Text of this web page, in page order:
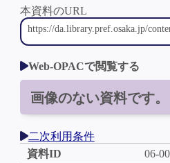
本資料のURL
Web-OPACで閲覧する
画像のない資料です。
二次利用条件
資料ID
06-